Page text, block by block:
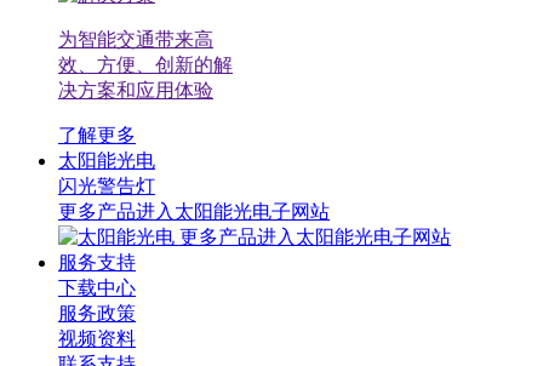
为智能交通带来高
效、方便、创新的解
决方案和应用体验
了解更多
太阳能光电
闪光警告灯
更多产品进入太阳能光电子网站
更多产品进入太阳能光电子网站
服务支持
下载中心
服务政策
视频资料